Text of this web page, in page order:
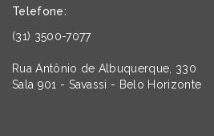
Telefone:
(31) 3500-7077
Rua Antônio de Albuquerque, 330
Sala 901 - Savassi - Belo Horizonte